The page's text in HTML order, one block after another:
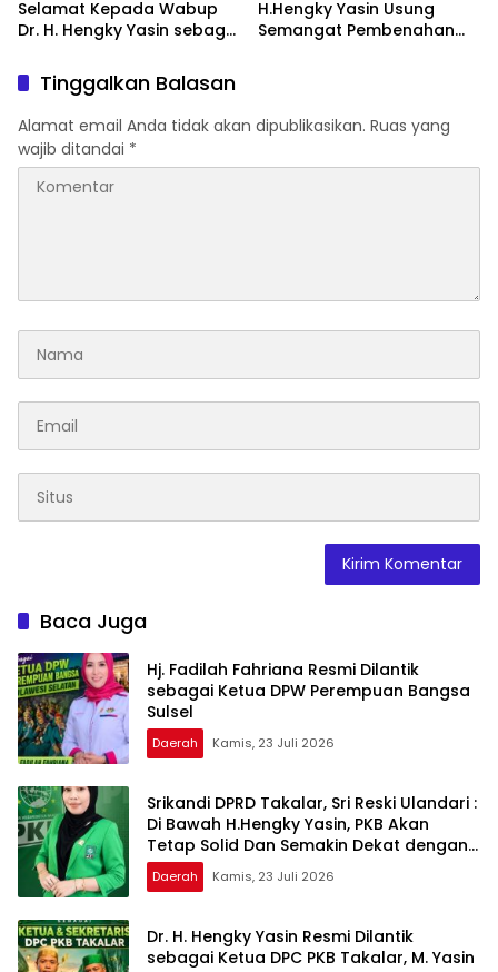
Selamat Kepada Wabup
Dr. H. Hengky Yasin sebagai
Takalar Periode 2026–2031
H.Hengky Yasin Usung
Semangat Pembenahan
Tinggalkan Balasan
Alamat email Anda tidak akan dipublikasikan. Ruas yang
wajib ditandai *
Baca Juga
Hj. Fadilah Fahriana Resmi Dilantik
sebagai Ketua DPW Perempuan Bangsa
Sulsel
Daerah Kamis, 23 Juli 2026
Srikandi DPRD Takalar, Sri Reski Ulandari :
Di Bawah H.Hengky Yasin, PKB Akan
Tetap Solid Dan Semakin Dekat dengan
Rakyat
Daerah Kamis, 23 Juli 2026
Dr. H. Hengky Yasin Resmi Dilantik
sebagai Ketua DPC PKB Takalar, M. Yasin